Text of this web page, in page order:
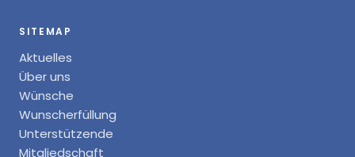
SITEMAP
Aktuelles
Über uns
Wünsche
Wunscherfüllung
Unterstützende
Mitgliedschaft